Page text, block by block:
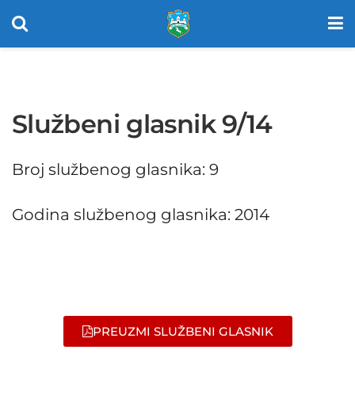
Službeni glasnik 9/14
Broj službenog glasnika: 9
Godina službenog glasnika: 2014
PREUZMI SLUŽBENI GLASNIK